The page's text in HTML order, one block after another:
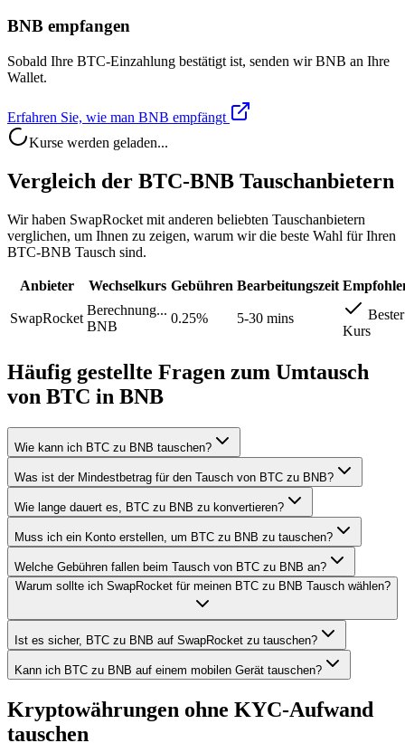
BNB empfangen
Sobald Ihre BTC-Einzahlung bestätigt ist, senden wir BNB an Ihre
Wallet.
Erfahren Sie, wie man BNB empfängt
Kurse werden geladen...
Vergleich der BTC-BNB Tauschanbietern
Wir haben SwapRocket mit anderen beliebten Tauschanbietern
verglichen, um Ihnen zu zeigen, warum wir die beste Wahl für Ihren
BTC-BNB Tausch sind.
Anbieter Wechselkurs Gebühren Bearbeitungszeit
SwapRocket
Berechnung...
BNB
0.25% 5-30 mins
Bester
Kurs
Häufig gestellte Fragen zum Umtausch
von BTC in BNB
Wie kann ich BTC zu BNB tauschen?
Was ist der Mindestbetrag für den Tausch von BTC zu BNB?
Wie lange dauert es, BTC zu BNB zu konvertieren?
Muss ich ein Konto erstellen, um BTC zu BNB zu tauschen?
Welche Gebühren fallen beim Tausch von BTC zu BNB an?
Warum sollte ich SwapRocket für meinen BTC zu BNB Tausch wählen?
Ist es sicher, BTC zu BNB auf SwapRocket zu tauschen?
Kann ich BTC zu BNB auf einem mobilen Gerät tauschen?
Kryptowährungen ohne KYC-Aufwand
tauschen